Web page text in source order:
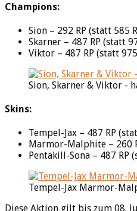
Champions:
Sion – 292 RP (statt 585
Skarner – 487 RP (statt
Viktor – 487 RP (statt
Sion, Skarner & Viktor -
Skins:
Tempel-Jax – 487 RP
Marmor-Malphite – 260
Pentakill-Sona – 487 RP
Tempel-Jax Marmor-
Diese Aktion gilt bis zum 08.